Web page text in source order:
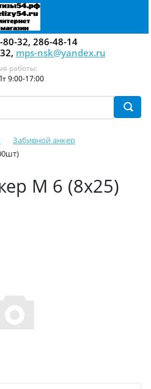
32, 286-48-14
mps-nsk@yandex.ru
работы:
9:00-17:00
Забивной анкер
М 6 (8х25)